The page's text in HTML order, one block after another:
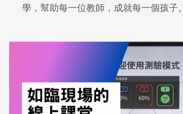
學，幫助每一位教師，成就每一個孩子。